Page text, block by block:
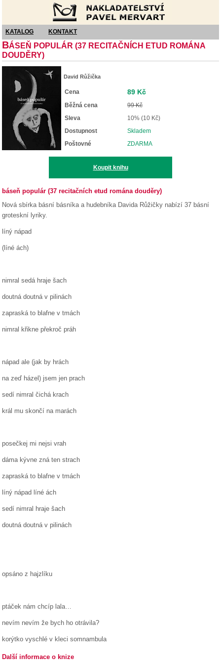
KATALOG KONTAKT
BÁSEŇ POPULÁR (37 RECITAČNÍCH ETUD ROMÁNA
DOUDĚRY)
David Růžička
Cena 89 Kč
Běžná cena
99 Kč
Sleva
10% (10 Kč)
Dostupnost
Skladem
Poštovné
ZDARMA
Koupit knihu
báseň populár (37 recitačních etud romána douděry)
Nová sbírka básní básníka a hudebníka Davida Růžičky nabízí 37 básní
groteskní lyriky.
líný nápad
(líné ách)
nimral sedá hraje šach
doutná doutná v pilinách
zapraská to blafne v tmách
nimral křikne překroč práh
nápad ale (jak by hrách
na zeď házel) jsem jen prach
sedí nimral čichá krach
král mu skončí na marách
posečkej mi nejsi vrah
dáma kývne zná ten strach
zapraská to blafne v tmách
líný nápad líné ách
sedí nimral hraje šach
doutná doutná v pilinách
opsáno z hajzlíku
ptáček nám chcíp lala…
nevím nevím že bych ho otrávila?
korýtko vyschlé v kleci somnambula
Další informace o knize